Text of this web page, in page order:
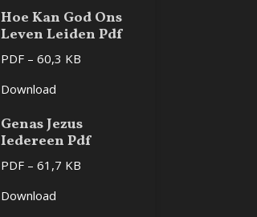
Hoe Kan God Ons
Leven Leiden Pdf
PDF – 60,3 KB
Download
Genas Jezus
Iedereen Pdf
PDF – 61,7 KB
Download